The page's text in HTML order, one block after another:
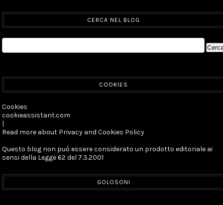
CERCA NEL BLOG
COOKIES
Cookies
cookieassistant.com
|
Read more about Privacy and Cookies Policy
Questo blog non può essere considerato un prodotto editoriale ai
sensi della Legge 62 del 7.3.2001
GOLOSONI